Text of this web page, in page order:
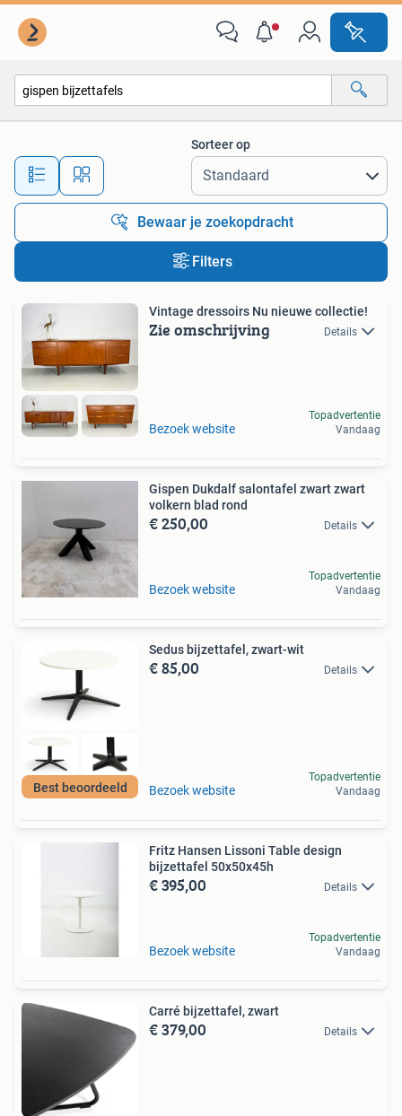
Alle afstanden…
Sorteer op
Bewaar je zoekopdracht
Filters
Vintage dressoirs Nu nieuwe collectie!
Zie omschrijving Details
Bezoek website
Topadvertentie
Vandaag
Gispen Dukdalf salontafel zwart zwart
volkern blad rond
€ 250,00 Details
Bezoek website
Topadvertentie
Vandaag
Best beoordeeld
Sedus bijzettafel, zwart-wit
€ 85,00 Details
Bezoek website
Topadvertentie
Vandaag
Fritz Hansen Lissoni Table design
bijzettafel 50x50x45h
€ 395,00 Details
Bezoek website
Topadvertentie
Vandaag
Carré bijzettafel, zwart
€ 379,00 Details